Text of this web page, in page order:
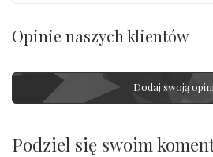
Opinie naszych klientów
Dodaj swoją
Podziel się swoim